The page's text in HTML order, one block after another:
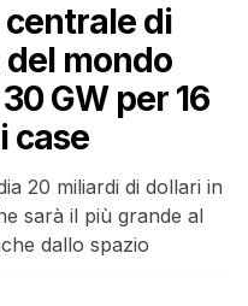
di
mondo
GW per 16
case
20 miliardi di dollari in
sarà il più grande al
dallo spazio